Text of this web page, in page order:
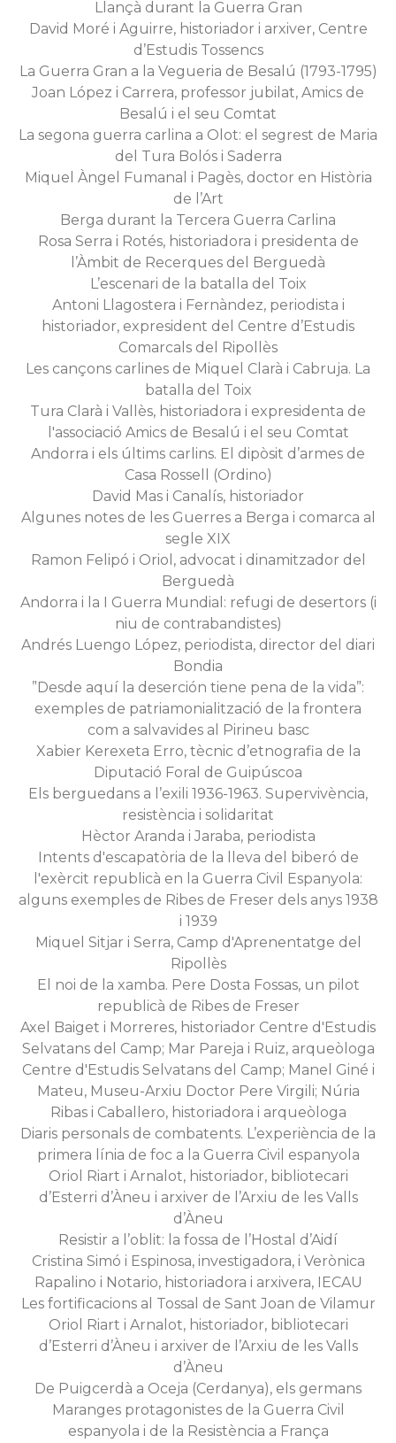
Llançà durant la Guerra Gran
David Moré i Aguirre, historiador i arxiver, Centre
d’Estudis Tossencs
La Guerra Gran a la Vegueria de Besalú (1793-1795)
Joan López i Carrera, professor jubilat, Amics de
Besalú i el seu Comtat
La segona guerra carlina a Olot: el segrest de Maria
del Tura Bolós i Saderra
Miquel Àngel Fumanal i Pagès, doctor en Història
de l’Art
Berga durant la Tercera Guerra Carlina
Rosa Serra i Rotés, historiadora i presidenta de
l’Àmbit de Recerques del Berguedà
L’escenari de la batalla del Toix
Antoni Llagostera i Fernàndez, periodista i
historiador, expresident del Centre d’Estudis
Comarcals del Ripollès
Les cançons carlines de Miquel Clarà i Cabruja. La
batalla del Toix
Tura Clarà i Vallès, historiadora i expresidenta de
l'associació Amics de Besalú i el seu Comtat
Andorra i els últims carlins. El dipòsit d’armes de
Casa Rossell (Ordino)
David Mas i Canalís, historiador
Algunes notes de les Guerres a Berga i comarca al
segle XIX
Ramon Felipó i Oriol, advocat i dinamitzador del
Berguedà
Andorra i la I Guerra Mundial: refugi de desertors (i
niu de contrabandistes)
Andrés Luengo López, periodista, director del diari
Bondia
”Desde aquí la deserción tiene pena de la vida”:
exemples de patriamonialització de la frontera
com a salvavides al Pirineu basc
Xabier Kerexeta Erro, tècnic d’etnografia de la
Diputació Foral de Guipúscoa
Els berguedans a l’exili 1936-1963. Supervivència,
resistència i solidaritat
Hèctor Aranda i Jaraba, periodista
Intents d'escapatòria de la lleva del biberó de
l'exèrcit republicà en la Guerra Civil Espanyola:
alguns exemples de Ribes de Freser dels anys 1938
i 1939
Miquel Sitjar i Serra, Camp d'Aprenentatge del
Ripollès
El noi de la xamba. Pere Dosta Fossas, un pilot
republicà de Ribes de Freser
Axel Baiget i Morreres, historiador Centre d'Estudis
Selvatans del Camp; Mar Pareja i Ruiz, arqueòloga
Centre d'Estudis Selvatans del Camp; Manel Giné i
Mateu, Museu-Arxiu Doctor Pere Virgili; Núria
Ribas i Caballero, historiadora i arqueòloga
Diaris personals de combatents. L’experiència de la
primera línia de foc a la Guerra Civil espanyola
Oriol Riart i Arnalot, historiador, bibliotecari
d’Esterri d’Àneu i arxiver de l’Arxiu de les Valls
d’Àneu
Resistir a l’oblit: la fossa de l’Hostal d’Aidí
Cristina Simó i Espinosa, investigadora, i Verònica
Rapalino i Notario, historiadora i arxivera, IECAU
Les fortificacions al Tossal de Sant Joan de Vilamur
Oriol Riart i Arnalot, historiador, bibliotecari
d’Esterri d’Àneu i arxiver de l’Arxiu de les Valls
d’Àneu
De Puigcerdà a Oceja (Cerdanya), els germans
Maranges protagonistes de la Guerra Civil
espanyola i de la Resistència a França